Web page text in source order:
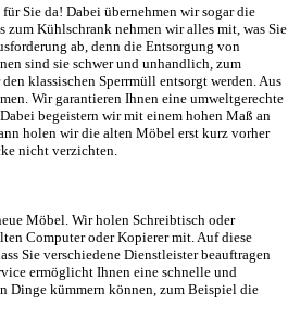
Sie da! Dabei übernehmen wir sogar die
zum Kühlschrank nehmen wir alles mit, was Sie
ab, denn die Entsorgung von
sind sie schwer und unhandlich, zum
klassischen Sperrmüll entsorgt werden. Aus
Wir garantieren Ihnen eine umweltgerechte
begeistern wir mit einem hohen Maß an
holen wir die alten Möbel erst kurz vorher
nicht verzichten.
Möbel. Wir holen Schreibtisch oder
Computer oder Kopierer mit. Auf diese
Sie verschiedene Dienstleister beauftragen
ermöglicht Ihnen eine schnelle und
Dinge kümmern können, zum Beispiel die